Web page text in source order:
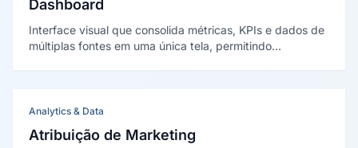
Dashboard
Interface visual que consolida métricas, KPIs e dados de
múltiplas fontes em uma única tela, permitindo
Analytics & Data
Atribuição de Marketing